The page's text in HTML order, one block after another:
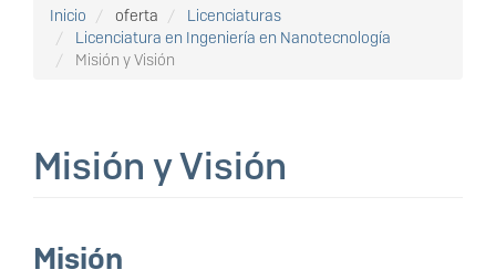
Inicio oferta
Licenciaturas
Licenciatura en Ingeniería en Nanotecnología
Misión y Visión
Misión y Visión
Misión